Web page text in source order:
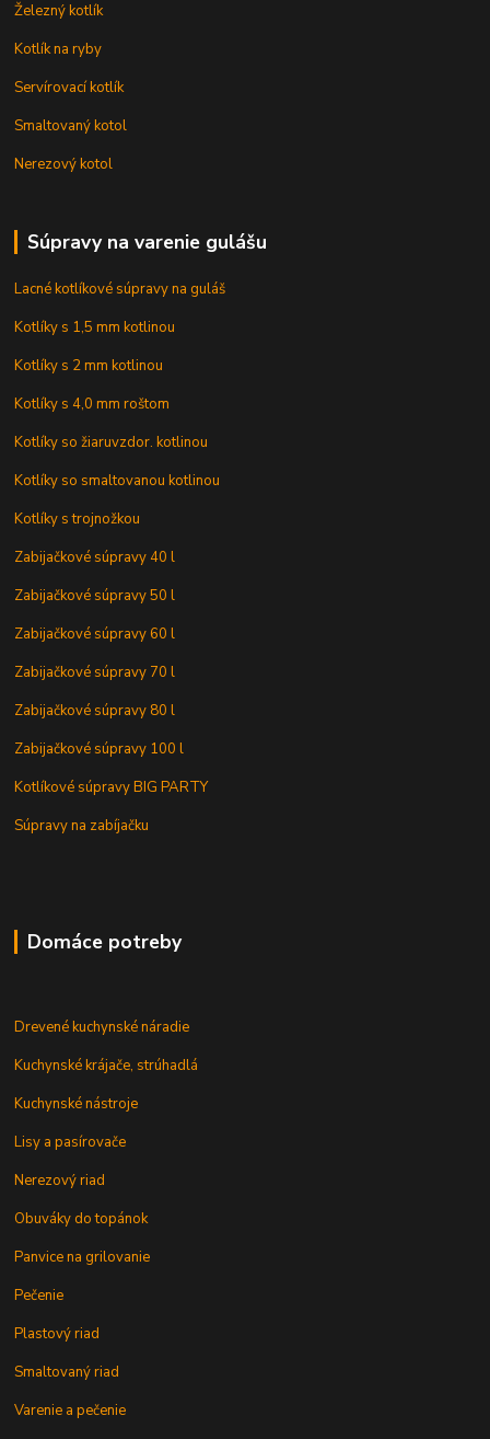
Železný kotlík
Kotlík na ryby
Servírovací kotlík
Smaltovaný kotol
Nerezový kotol
Súpravy na varenie gulášu
Lacné kotlíkové súpravy na guláš
Kotlíky s 1,5 mm kotlinou
Kotlíky s 2 mm kotlinou
Kotlíky s 4,0 mm roštom
Kotlíky so žiaruvzdor. kotlinou
Kotlíky so smaltovanou kotlinou
Kotlíky s trojnožkou
Zabijačkové súpravy 40 l
Zabijačkové súpravy 50 l
Zabijačkové súpravy 60 l
Zabijačkové súpravy 70 l
Zabijačkové súpravy 80 l
Zabijačkové súpravy 100 l
Kotlíkové súpravy BIG PARTY
Súpravy na zabíjačku
Domáce potreby
Drevené kuchynské náradie
Kuchynské krájače, strúhadlá
Kuchynské nástroje
Lisy a pasírovače
Nerezový riad
Obuváky do topánok
Panvice na grilovanie
Pečenie
Plastový riad
Smaltovaný riad
Varenie a pečenie